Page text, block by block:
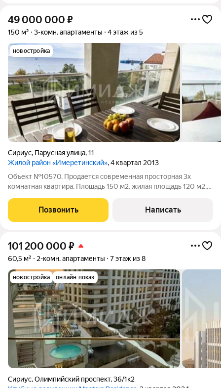
49 000 000 ₽
150 м² 3-комн. апартаменты 4 этаж из 5
новостройка
Сириус, Парусная улица,11
Жилой район «Имеретинский», 4 квартал 2013
Объект №10570. Продается современная просторная 3x
комнатная квартира. Площадь 150 м2, жилая площадь 120 м2,
монолитный. Есть лоджия, несколько санузлов, дизайнерский
ремонт, центральное отопление,
Позвонить Написать
101 200 000 ₽
60,5 м² 2-комн. апартаменты 7 этаж из 8
новостройка онлайн показ
Сириус,Олимпийский проспект,36/1к2